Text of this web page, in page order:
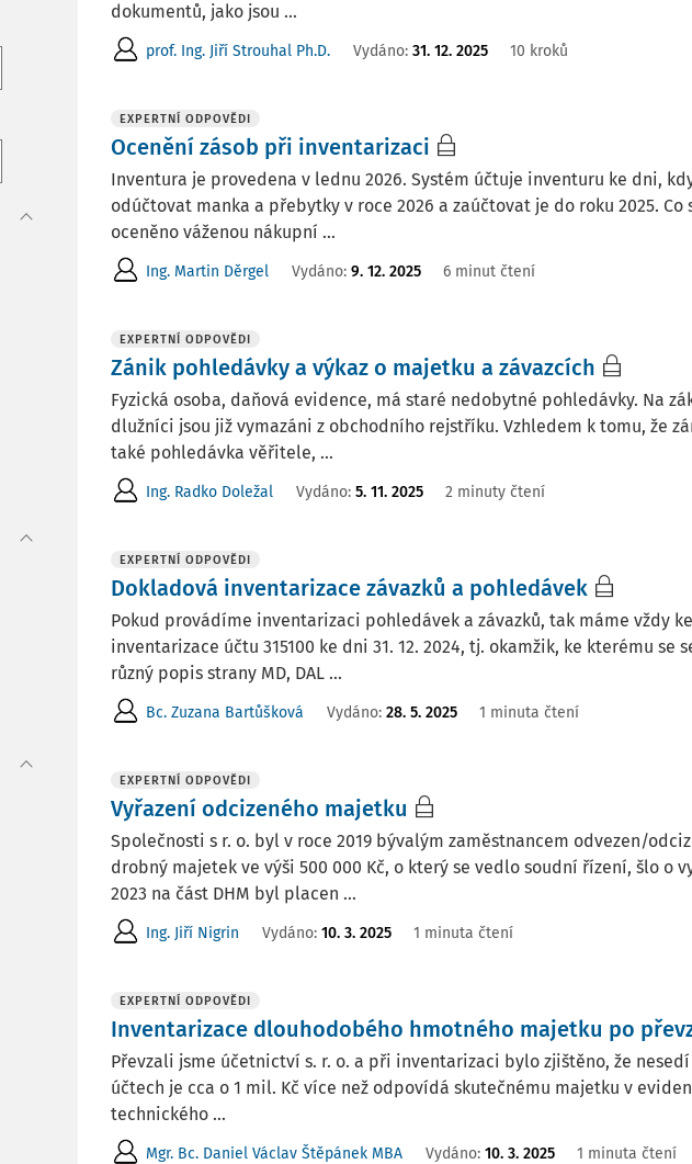
dokumentů, jako jsou ...
prof. Ing. Jiří Strouhal Ph.D. Vydáno: 31. 12. 2025 10 kroků
EXPERTNÍ ODPOVĚDI
Ocenění zásob při inventarizaci
Inventura je provedena v lednu 2026. Systém účtuje inventuru ke dni,
odúčtovat manka a přebytky v roce 2026 a zaúčtovat je do roku 2025.
oceněno váženou nákupní ...
Ing. Martin Děrgel Vydáno: 9. 12. 2025 6 minut čtení
EXPERTNÍ ODPOVĚDI
Zánik pohledávky a výkaz o majetku a závazcích
Fyzická osoba, daňová evidence, má staré nedobytné pohledávky. Na
dlužníci jsou již vymazáni z obchodního rejstříku. Vzhledem k tomu, že
také pohledávka věřitele, ...
Ing. Radko Doležal Vydáno: 5. 11. 2025 2 minuty čtení
EXPERTNÍ ODPOVĚDI
Dokladová inventarizace závazků a pohledávek
Pokud provádíme inventarizaci pohledávek a závazků, tak máme vždy
inventarizace účtu 315100 ke dni 31. 12. 2024, tj. okamžik, ke kterému
různý popis strany MD, DAL ...
Bc. Zuzana Bartůšková Vydáno: 28. 5. 2025 1 minuta čtení
EXPERTNÍ ODPOVĚDI
Vyřazení odcizeného majetku
Společnosti s r. o. byl v roce 2019 bývalým zaměstnancem odvezen/
drobný majetek ve výši 500 000 Kč, o který se vedlo soudní řízení, šlo o
2023 na část DHM byl placen ...
Ing. Jiří Nigrin Vydáno: 10. 3. 2025 1 minuta čtení
EXPERTNÍ ODPOVĚDI
Inventarizace dlouhodobého hmotného majetku po
Převzali jsme účetnictví s. r. o. a při inventarizaci bylo zjištěno, že
účtech je cca o 1 mil. Kč více než odpovídá skutečnému majetku v
technického ...
Mgr. Bc. Daniel Václav Štěpánek MBA Vydáno: 10. 3. 2025 1 minuta čtení